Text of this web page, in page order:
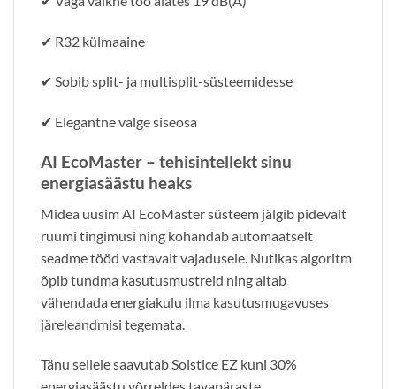
✔ R32 külmaaine
✔ Sobib split- ja multisplit-süsteemidesse
✔ Elegantne valge siseosa
AI EcoMaster – tehisintellekt sinu
energiasäästu heaks
Midea uusim AI EcoMaster süsteem jälgib pidevalt
ruumi tingimusi ning kohandab automaatselt
seadme tööd vastavalt vajadusele. Nutikas algoritm
õpib tundma kasutusmustreid ning aitab
vähendada energiakulu ilma kasutusmugavuses
järeleandmisi tegemata.
Tänu sellele saavutab Solstice EZ kuni 30%